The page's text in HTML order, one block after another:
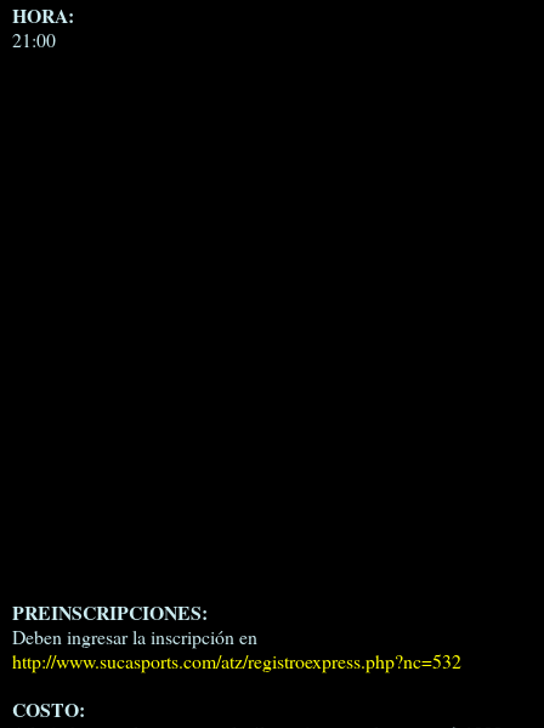
HORA:
21:00
PREINSCRIPCIONES:
Deben ingresar la inscripción en
http://www.sucasports.com/atz/registroexpress.php?nc=532
COSTO: